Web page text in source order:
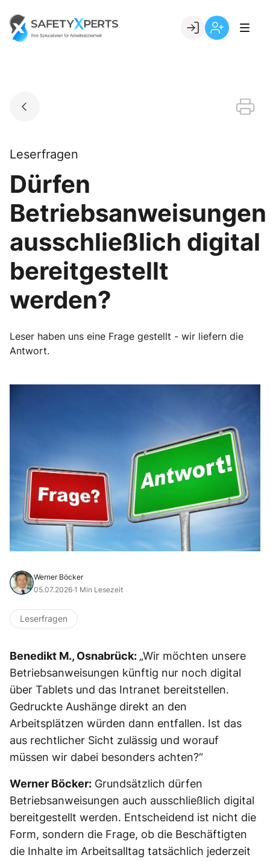
content
Go to landing page.
Leserfragen
Dürfen
Betriebsanweisungen
ausschließlich digital
bereitgestellt
werden?
Leser haben uns eine Frage gestellt - wir liefern die
Antwort.
Werner Böcker
05.07.2026·1 Min Lesezeit
Leserfragen
Benedikt M., Osnabrück: „Wir möchten unsere
Betriebsanweisungen künftig nur noch digital
über Tablets und das Intranet bereitstellen.
Gedruckte Aushänge direkt an den
Arbeitsplätzen würden dann entfallen. Ist das
aus rechtlicher Sicht zulässig und worauf
müssen wir dabei besonders achten?“
Werner Böcker: Grundsätzlich dürfen
Betriebsanweisungen auch ausschließlich digital
bereitgestellt werden. Entscheidend ist nicht die
Form, sondern die Frage, ob die Beschäftigten
die Inhalte im Arbeitsalltag tatsächlich jederzeit